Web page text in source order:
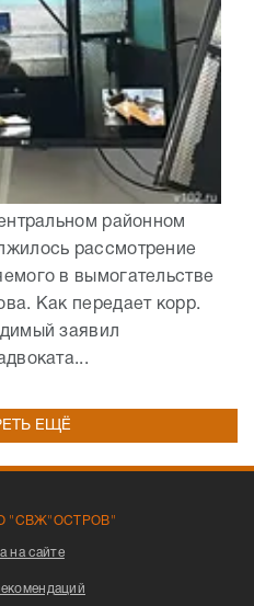
районном
рассмотрение
в вымогательстве
Как передает корр.
заявил
ЕЩЁ
"СВЖ"ОСТРОВ"
на сайте